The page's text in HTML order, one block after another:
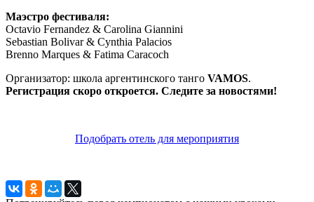
Маэстро фестиваля:
Octavio Fernandez & Carolina Giannini
Sebastian Bolivar & Cynthia Palacios
Brenno Marques & Fatima Caracoch
Организатор: школа аргентинского танго VAMOS.
Регистрация скоро откроется. Следите за новостями!
Подобрать отель для мероприятия